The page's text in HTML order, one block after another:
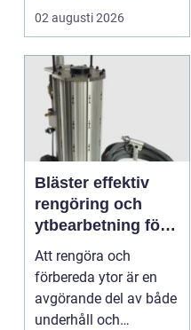
02 augusti 2026
Bläster effektiv
rengöring och
ytbearbetning för
proffs och
hantverkare
Att rengöra och
förbereda ytor är en
avgörande del av både
underhåll och